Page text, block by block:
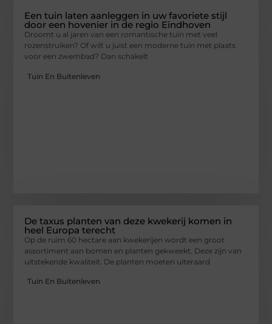
Een tuin laten aanleggen in uw favoriete stijl
door een hovenier in de regio Eindhoven
Droomt u al jaren van een romantische tuin met veel
rozenstruiken? Of wilt u juist een moderne tuin met plaats
voor een zwembad? Dan schakelt
Tuin En Buitenleven
De taxus planten van deze kwekerij komen in
heel Europa terecht
Op de ruim 60 hectare aan kwekerijen wordt een groot
assortiment aan bomen en planten gekweekt. Deze zijn van
uitstekende kwaliteit. De planten moeten uiteraard
Tuin En Buitenleven